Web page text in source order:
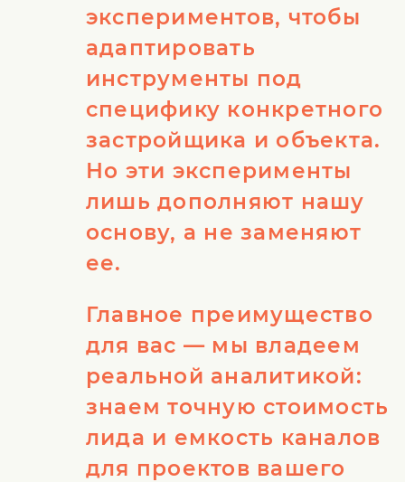
экспериментов, чтобы
адаптировать
инструменты под
специфику конкретного
застройщика и объекта.
Но эти эксперименты
лишь дополняют нашу
основу, а не заменяют
ее.
Главное преимущество
для вас — мы владеем
реальной аналитикой:
знаем точную стоимость
лида и емкость каналов
для проектов вашего